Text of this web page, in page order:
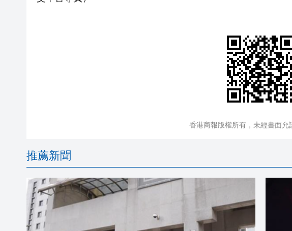
香港商報版權所有，未經書面允
推薦新聞